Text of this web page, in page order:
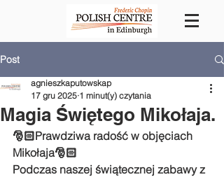
Post
Magia Świętego Mikołaja.
agnieszkaputowskap
17 gru 2025 1 minut(y) czytania
🎅🏻Prawdziwa radość w objęciach
Mikołaja🎅🏻
Podczas naszej świątecznej zabawy z